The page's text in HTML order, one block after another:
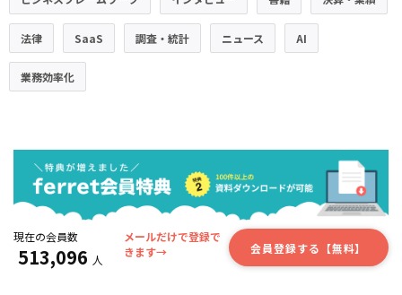
法律 SaaS 調査・統計 ニュース AI
業務効率化
現在の会員数
513,096 人
メールだけで登録で
きます→
会員登録する【無料】